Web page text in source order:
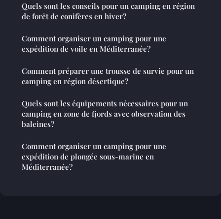
Quels sont les conseils pour un camping en région
de forêt de conifères en hiver?
Comment organiser un camping pour une
expédition de voile en Méditerranée?
Comment préparer une trousse de survie pour un
camping en région désertique?
Quels sont les équipements nécessaires pour un
camping en zone de fjords avec observation des
baleines?
Comment organiser un camping pour une
expédition de plongée sous-marine en
Méditerranée?